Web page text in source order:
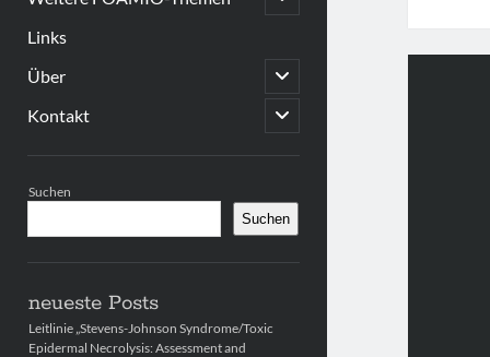
child
Links
Über
open
child
menu
Kontakt
open
child
Suchen
Suchen
neueste Posts
Leitlinie „Stevens-Johnson Syndrome/Toxic
Epidermal Necrolysis: Assessment and